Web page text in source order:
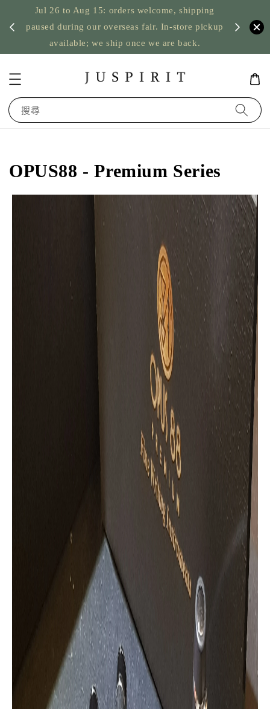
Jul 26 to Aug 15: orders welcome, shipping
paused during our overseas fair. In-store pickup
available; we ship once we are back.
US
搜尋
OPUS88 - Premium Series